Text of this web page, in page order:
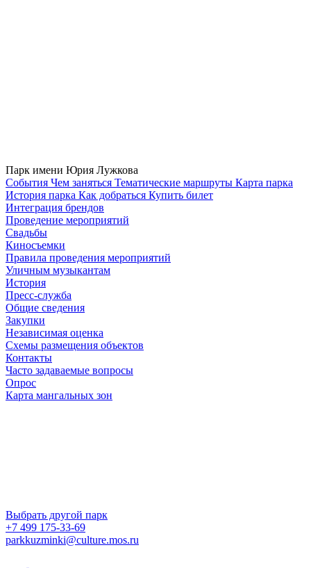
Парк имени Юрия Лужкова
Cобытия Чем заняться Тематические маршруты Карта парка
История парка Как добраться Купить билет
Интеграция брендов
Проведение мероприятий
Свадьбы
Киносъемки
Правила проведения мероприятий
Уличным музыкантам
История
Пресс-служба
Общие сведения
Закупки
Независимая оценка
Схемы размещения объектов
Контакты
Часто задаваемые вопросы
Опрос
Карта мангальных зон
Выбрать другой парк
+7 499 175-33-69
parkkuzminki@culture.mos.ru